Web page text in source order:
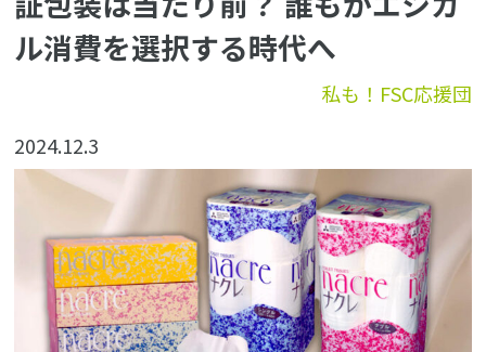
私も！FSC応援団
ル消費を選択する時代へ
2024.12.3